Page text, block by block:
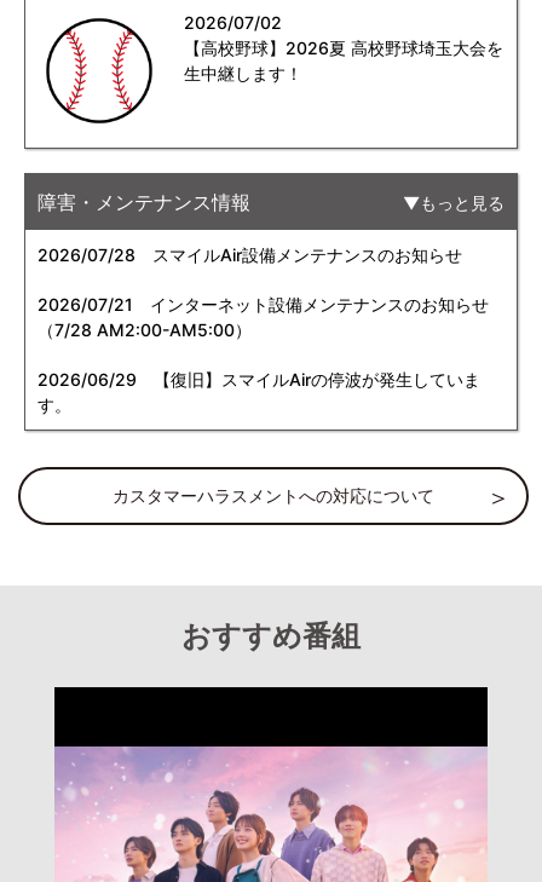
2026/07/02
【高校野球】2026夏 高校野球埼玉大会を
生中継します！
障害・メンテナンス情報 もっと見る
2026/07/28 スマイルAir設備メンテナンスのお知らせ
2026/07/21
インターネット設備メンテナンスのお知らせ
（7/28 AM2:00-AM5:00）
2026/06/29 【復旧】スマイルAirの停波が発生していま
す。
カスタマーハラスメントへの対応について
おすすめ番組